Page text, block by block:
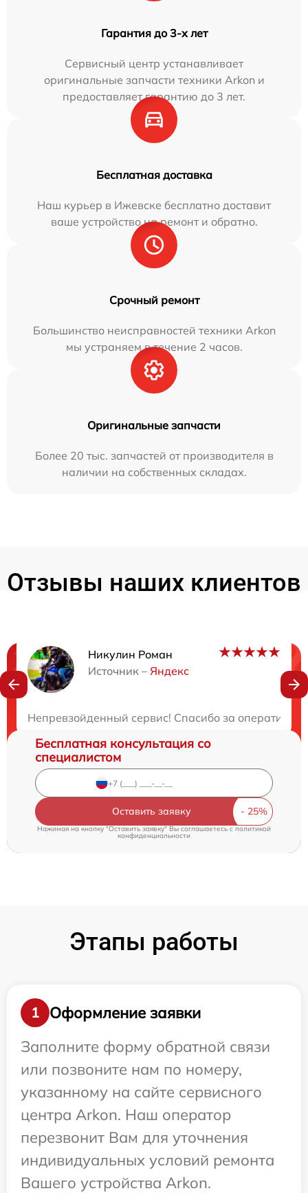
Гарантия до 3-х лет
Сервисный центр устанавливает
оригинальные запчасти техники Arkon и
предоставляет гарантию до 3 лет.
Бесплатная доставка
Наш курьер в Ижевске бесплатно доставит
ваше устройство на ремонт и обратно.
Срочный ремонт
Большинство неисправностей техники Arkon
мы устраняем в течение 2 часов.
Оригинальные запчасти
Более 20 тыс. запчастей от производителя в
наличии на собственных складах.
Отзывы наших клиентов
Никулин Роман
Источник – Яндекс
Непревзойденный сервис! Спасибо за
Нужна консультация?
Бесплатная консультация со
специалистом
Оставить заявку
Нажимая на кнопку "Оставить заявку" Вы соглашаетесь c политикой
конфиденциальности
Этапы работы
1
Оформление заявки
Заполните форму обратной связи
или позвоните нам по номеру,
указанному на сайте сервисного
центра Arkon. Наш оператор
перезвонит Вам для уточнения
индивидуальных условий ремонта
Вашего устройства Arkon.